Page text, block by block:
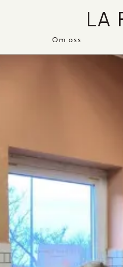
LA
Om oss